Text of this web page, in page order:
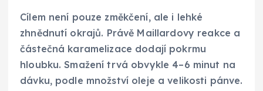
Cílem není pouze změkčení, ale i lehké
zhnědnutí okrajů. Právě Maillardovy reakce a
částečná karamelizace dodají pokrmu
hloubku. Smažení trvá obvykle 4–6 minut na
dávku, podle množství oleje a velikosti pánve.